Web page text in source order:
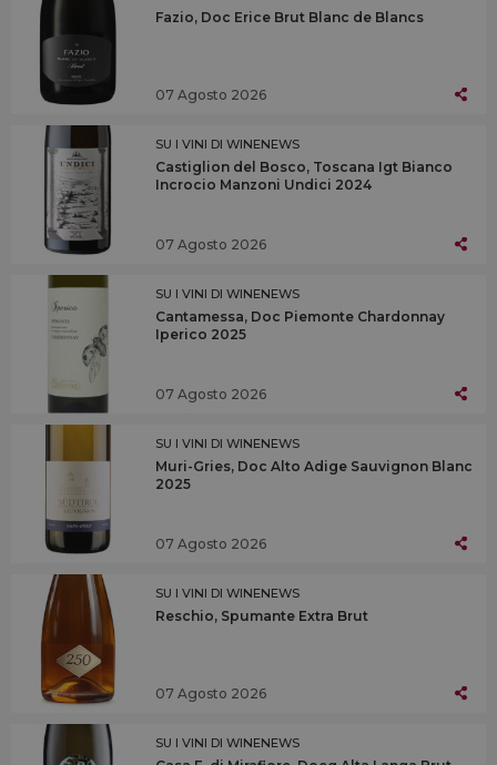
Fazio, Doc Erice Brut Blanc de Blancs
07 Agosto 2026
SU I VINI DI WINENEWS
Castiglion del Bosco, Toscana Igt Bianco
Incrocio Manzoni Undici 2024
07 Agosto 2026
SU I VINI DI WINENEWS
Cantamessa, Doc Piemonte Chardonnay
Iperico 2025
07 Agosto 2026
SU I VINI DI WINENEWS
Muri-Gries, Doc Alto Adige Sauvignon Blanc
2025
07 Agosto 2026
SU I VINI DI WINENEWS
Reschio, Spumante Extra Brut
07 Agosto 2026
SU I VINI DI WINENEWS